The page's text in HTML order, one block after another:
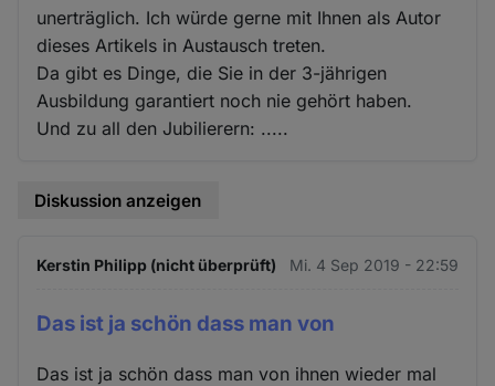
unerträglich. Ich würde gerne mit Ihnen als Autor
dieses Artikels in Austausch treten.
Da gibt es Dinge, die Sie in der 3-jährigen
Ausbildung garantiert noch nie gehört haben.
Und zu all den Jubilierern: .....
Diskussion anzeigen
Kerstin Philipp (nicht überprüft) Mi. 4 Sep 2019 - 22:59
Das ist ja schön dass man von
Das ist ja schön dass man von ihnen wieder mal